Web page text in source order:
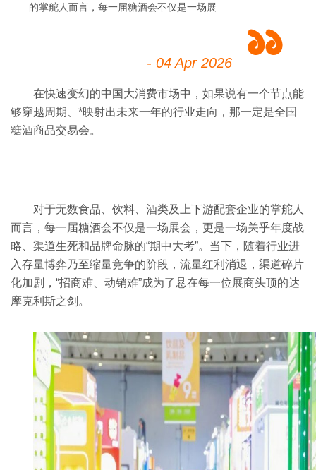
的掌舵人而言，每一届糖酒会不仅是一场展
- 04 Apr 2026
在快速变幻的中国大消费市场中，如果说有一个节点能
够穿越周期、*映射出未来一年的行业走向，那一定是全国
糖酒商品交易会。
对于无数食品、饮料、酒类及上下游配套企业的掌舵人
而言，每一届糖酒会不仅是一场展会，更是一场关乎年度战
略、渠道生死和品牌命脉的“期中大考”。当下，随着行业进
入存量博弈乃至缩量竞争的阶段，流量红利消退，渠道碎片
化加剧，“招商难、动销难”成为了悬在每一位展商头顶的达
摩克利斯之剑。